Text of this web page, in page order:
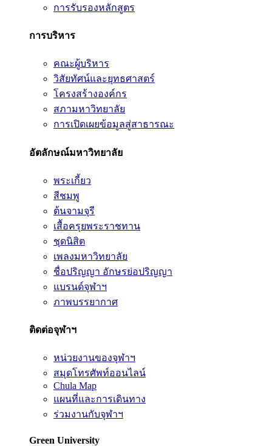
การรับรองหลักสูตร
การบริหาร
คณะผู้บริหาร
วิสัยทัศน์และยุทธศาสตร์
โครงสร้างองค์กร
สภามหาวิทยาลัย
การเปิดเผยข้อมูลสู่สาธารณะ
อัตลักษณ์มหาวิทยาลัย
พระเกี้ยว
สีชมพู
ต้นจามจุรี
เสื้อครุยพระราชทาน
ชุดนิสิต
เพลงมหาวิทยาลัย
ชื่อปริญญา อักษรย่อปริญญา
แบรนด์จุฬาฯ
ภาพบรรยากาศ
ติดต่อจุฬาฯ
หน่วยงานของจุฬาฯ
สมุดโทรศัพท์ออนไลน์
Chula Map
แผนที่และการเดินทาง
ร่วมงานกับจุฬาฯ
Green University